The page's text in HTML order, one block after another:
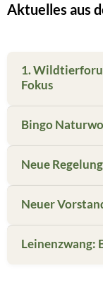
Aktuelles aus
1.
Fokus
Bingo
Neue
Neuer
Leinenzwang: